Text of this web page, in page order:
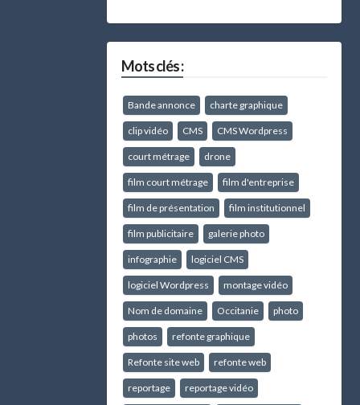
Mots clés :
Bande annonce charte graphique
clip vidéo CMS CMS Wordpress
court métrage drone
film court métrage film d'entreprise
film de présentation film institutionnel
film publicitaire galerie photo
infographie logiciel CMS
logiciel Wordpress montage vidéo
Nom de domaine Occitanie photo
photos refonte graphique
Refonte site web refonte web
reportage reportage vidéo